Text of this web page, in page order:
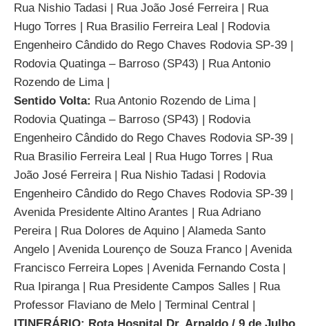
Rua Nishio Tadasi | Rua João José Ferreira | Rua
Hugo Torres | Rua Brasilio Ferreira Leal | Rodovia
Engenheiro Cândido do Rego Chaves Rodovia SP-39 |
Rodovia Quatinga – Barroso (SP43) | Rua Antonio
Rozendo de Lima |
Sentido Volta: Rua Antonio Rozendo de Lima |
Rodovia Quatinga – Barroso (SP43) | Rodovia
Engenheiro Cândido do Rego Chaves Rodovia SP-39 |
Rua Brasilio Ferreira Leal | Rua Hugo Torres | Rua
João José Ferreira | Rua Nishio Tadasi | Rodovia
Engenheiro Cândido do Rego Chaves Rodovia SP-39 |
Avenida Presidente Altino Arantes | Rua Adriano
Pereira | Rua Dolores de Aquino | Alameda Santo
Angelo | Avenida Lourenço de Souza Franco | Avenida
Francisco Ferreira Lopes | Avenida Fernando Costa |
Rua Ipiranga | Rua Presidente Campos Salles | Rua
Professor Flaviano de Melo | Terminal Central |
ITINERÁRIO: Rota Hospital Dr. Arnaldo / 9 de Julho